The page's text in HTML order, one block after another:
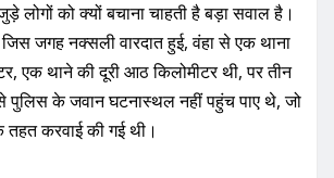
लोगों को क्यों बचाना चाहती है बड़ा सवाल है।
जिस जगह नक्सली वारदात हुई, वंहा से एक थाना
एक थाने की दूरी आठ किलोमीटर थी, पर तीन
पुलिस के जवान घटनास्थल नहीं पहुंच पाए थे, जो
करवाई की गई थी।